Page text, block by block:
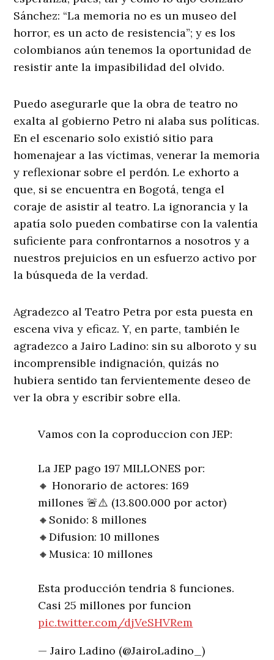
Sánchez: “La memoria no es un museo del
horror, es un acto de resistencia”; y es los
colombianos aún tenemos la oportunidad de
resistir ante la impasibilidad del olvido.
Puedo asegurarle que la obra de teatro no
exalta al gobierno Petro ni alaba sus políticas.
En el escenario solo existió sitio para
homenajear a las víctimas, venerar la memoria
y reflexionar sobre el perdón. Le exhorto a
que, si se encuentra en Bogotá, tenga el
coraje de asistir al teatro. La ignorancia y la
apatía solo pueden combatirse con la valentía
suficiente para confrontarnos a nosotros y a
nuestros prejuicios en un esfuerzo activo por
la búsqueda de la verdad.
Agradezco al Teatro Petra por esta puesta en
escena viva y eficaz. Y, en parte, también le
agradezco a Jairo Ladino: sin su alboroto y su
incomprensible indignación, quizás no
hubiera sentido tan fervientemente deseo de
ver la obra y escribir sobre ella.
Vamos con la coproduccion con JEP:
La JEP pago 197 MILLONES por:
🔸 Honorario de actores: 169
millones 🚨⚠️ (13.800.000 por actor)
🔸Sonido: 8 millones
🔸Difusion: 10 millones
🔸Musica: 10 millones
Esta producción tendria 8 funciones.
Casi 25 millones por funcion
pic.twitter.com/djVeSHVRem
— Jairo Ladino (@JairoLadino_)